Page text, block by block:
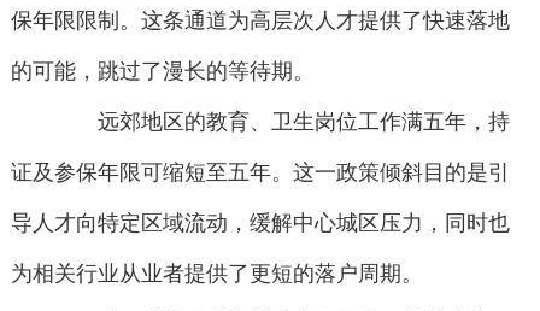
保年限限制。这条通道为高层次人才提供了快速落地
的可能，跳过了漫长的等待期。
远郊地区的教育、卫生岗位工作满五年，持
证及参保年限可缩短至五年。这一政策倾斜目的是引
导人才向特定区域流动，缓解中心城区压力，同时也
为相关行业从业者提供了更短的落户周期。